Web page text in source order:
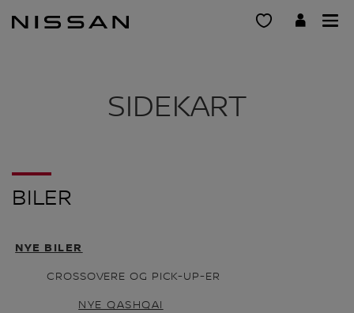
SIDEKART
BILER
NYE BILER
CROSSOVERE OG PICK-UP-ER
NYE QASHQAI